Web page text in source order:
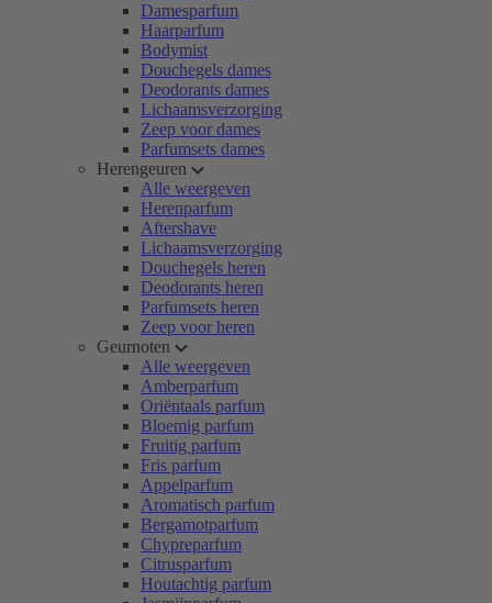
Damesparfum
Haarparfum
Bodymist
Douchegels dames
Deodorants dames
Lichaamsverzorging
Zeep voor dames
Parfumsets dames
Herengeuren
Alle weergeven
Herenparfum
Aftershave
Lichaamsverzorging
Douchegels heren
Deodorants heren
Parfumsets heren
Zeep voor heren
Geurnoten
Alle weergeven
Amberparfum
Oriëntaals parfum
Bloemig parfum
Fruitig parfum
Fris parfum
Appelparfum
Aromatisch parfum
Bergamotparfum
Chypreparfum
Citrusparfum
Houtachtig parfum